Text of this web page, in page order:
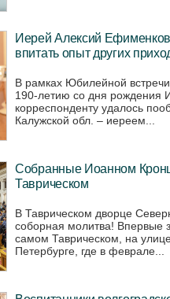
Иерей Алексий
впитать опыт других
В рамках Юбилейной
190-летию со дня рождения
корреспонденту удалось
Калужской обл. – иереем...
Собранные Иоанном
Таврическом
В Таврическом дворце
соборная молитва! Впервые
самом Таврическом, на
Петербурге, где в феврале...